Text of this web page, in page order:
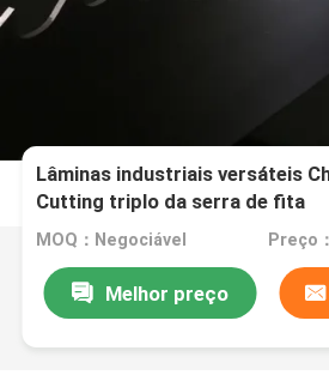
Lâminas industriais versáteis
Cutting triplo da serra de fita
MOQ：Negociável Preço
Melhor preço